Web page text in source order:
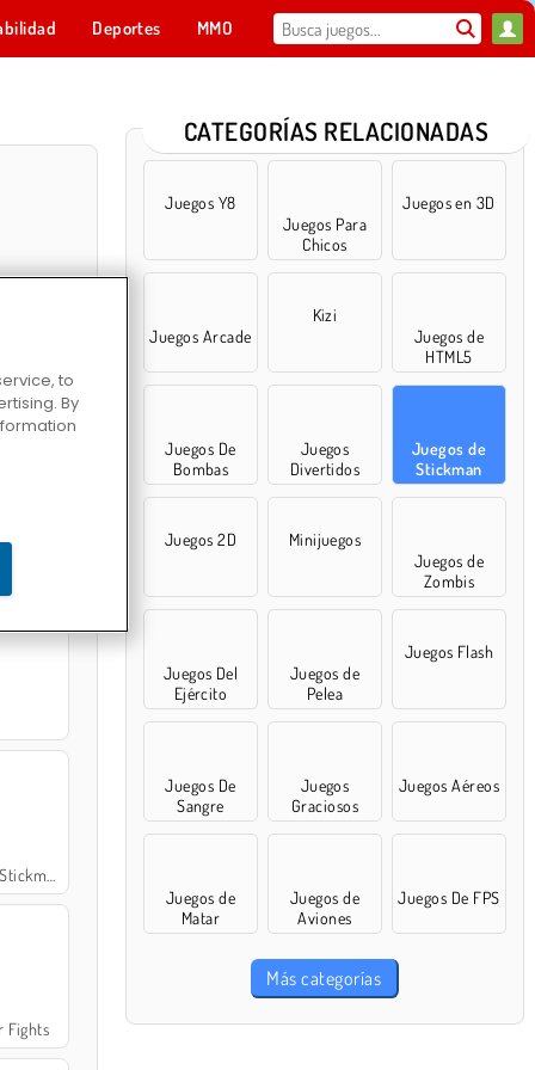
Deportes MMO
Rescue
Fights
CATEGORÍAS RELACIONADAS
Juegos Y8
Juegos Para
Chicos
Juegos en 3D
Juegos Arcade
Kizi
Juegos de
HTML5
Juegos De
Bombas
Juegos
Divertidos
Juegos de
Stickman
Juegos 2D
Minijuegos
Juegos de
Zombis
Juegos Del
Ejército
Juegos de
Pelea
Juegos Flash
Juegos De
Sangre
Juegos
Graciosos
Juegos Aéreos
Juegos de
Matar
Juegos de
Aviones
Juegos De FPS
Más categorías
to
By